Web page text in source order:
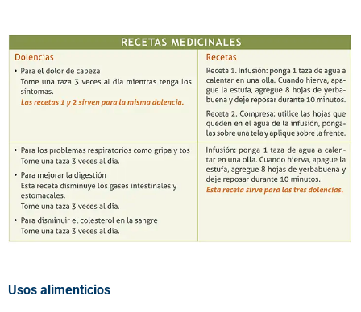
Usos alimenticios